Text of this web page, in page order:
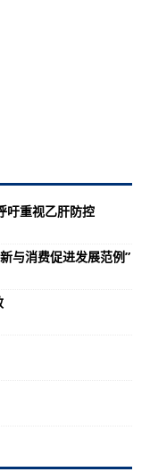
吁重视乙肝防控
与消费促进发展范例”